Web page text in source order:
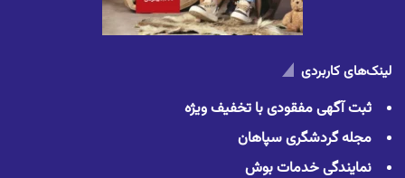
لینک‌های کاربردی
ثبت آگهی مفقودی با تخفیف ویژه
مجله گردشگری سپاهان
نمایندگی خدمات بوش